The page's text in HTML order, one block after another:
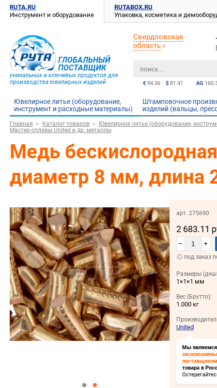
RUTA.RU
Инструмент и оборудование
RUTABOX.RU
Упаковка, косметика и
ГЛОБАЛЬНЫЙ
ПОСТАВЩИК
уникальных и ключевых продуктов для
производства ювелирных изделий
AG
€ 94.06 $ 81.41
Свердловская
область
Ювелирное литье (оборудование,
инструмент и расходные материалы)
Штамповочное
изделий (вальцы,
Главная Каталог товаров
Ювелирное литье (оборудование,
Мастер-сплавы United и др. металлы
Медь
диаметр 8 мм, длина
арт. 275690
2 683.11
– +
под заказ
Размеры
1×1×1 мм
Вес (Брутто):
1.000 кг
United
Мы являемся
поставщиком
товара в